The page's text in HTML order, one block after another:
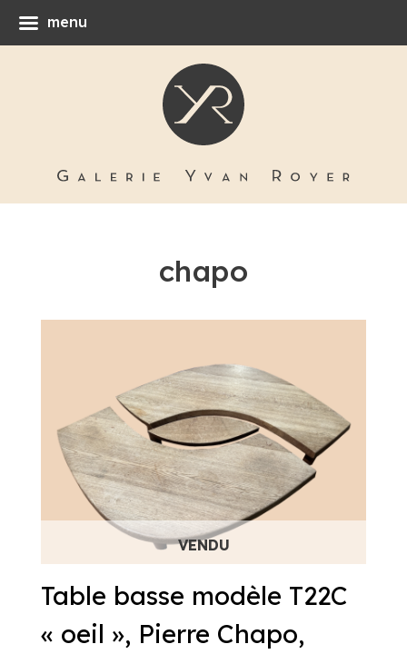
chapo
Table basse modèle T22C
« oeil », Pierre Chapo,
menu